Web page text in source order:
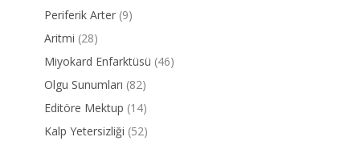
Periferik Arter (9)
Aritmi (28)
Miyokard Enfarktüsü (46)
Olgu Sunumları (82)
Editöre Mektup (14)
Kalp Yetersizliği (52)